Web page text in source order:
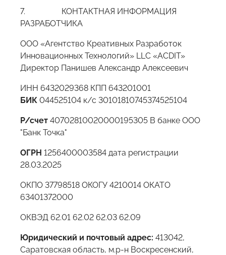
7. КОНТАКТНАЯ ИНФОРМАЦИЯ
РАЗРАБОТЧИКА
ООО «Агентство Креативных Разработок
Инновационных Технологий» LLC «ACDIT»
Директор Панишев Александр Алексеевич
ИНН 6432029368 КПП 643201001
БИК 044525104 к/с 30101810745374525104
Р/счет 40702810020000195305 В банке ООО
"Банк Точка"
ОГРН 1256400003584 дата регистрации
28.03.2025
ОКПО 37798518 ОКОГУ 4210014 ОКАТО
63401372000
ОКВЭД 62.01 62.02 62.03 62.09
Юридический и почтовый адрес: 413042,
Саратовская область, м.р-н Воскресенский,